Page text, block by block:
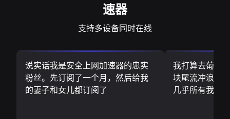
速器
支持多设备同时在线
说实话我是安全上网加速器的忠实
粉丝。先订阅了一个月，然后给我
的妻子和女儿都订阅了
我打算去葡萄
块尾流冲浪板
几乎所有我需